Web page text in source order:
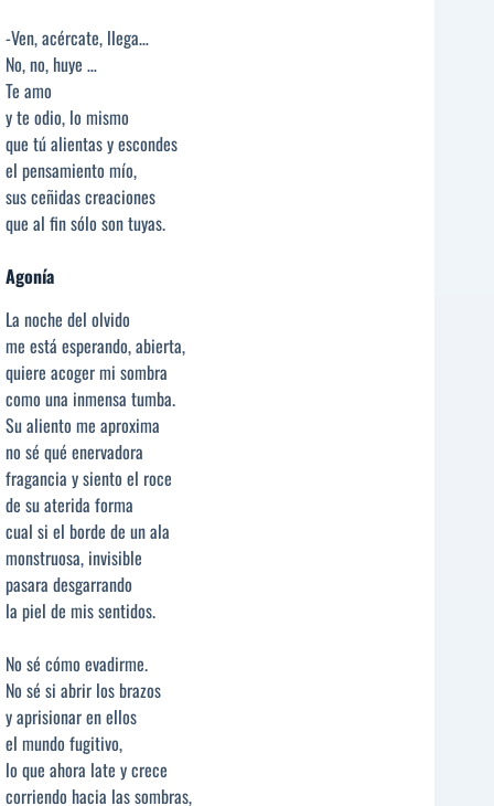
-Ven, acércate, llega…
No, no, huye …
Te amo
y te odio, lo mismo
que tú alientas y escondes
el pensamiento mío,
sus ceñidas creaciones
que al fin sólo son tuyas.
Agonía
La noche del olvido
me está esperando, abierta,
quiere acoger mi sombra
como una inmensa tumba.
Su aliento me aproxima
no sé qué enervadora
fragancia y siento el roce
de su aterida forma
cual si el borde de un ala
monstruosa, invisible
pasara desgarrando
la piel de mis sentidos.
No sé cómo evadirme.
No sé si abrir los brazos
y aprisionar en ellos
el mundo fugitivo,
lo que ahora late y crece
corriendo hacia las sombras,